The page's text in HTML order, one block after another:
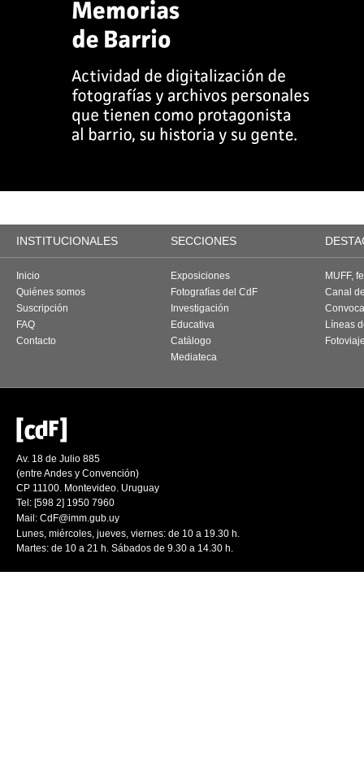
INSTITUCIONALES SECCIONES
Inicio
Quiénes somos
Suscripción
FAQ
Contacto
Exposiciones
Fotografías del CdF
Investigación
Educativa
Catálogo
Mediateca
MUFF,
Canal
Líneas
Av. 18 de Julio 885
(entre Andes y Convención)
CP 11100. Montevideo. Uruguay
Tel: [598 2] 1950 7960
Mail: CdF@imm.gub.uy
Lunes, miércoles, jueves, viernes: de 10 a 19.30 h.
Martes: de 10 a 21 h. Sábados de 9.30 a 14.30 h.